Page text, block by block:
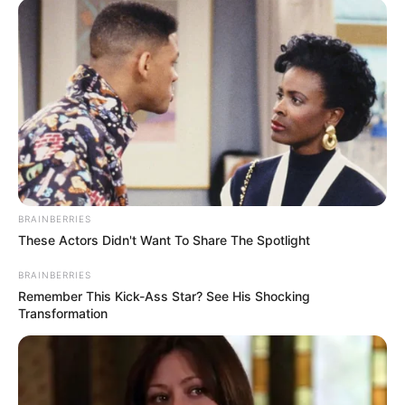
το πρωί στα ορεινά της
Πιο συγκεκριμένα ξεκίνησε το χιόνι λίγο πριν
την θέση Καταφύγιο στον δρόμο Στενής –
Στρόπωνες.
Χιόνια στην Εύβοια: Στα λευκά η Δίρφη και πιο
συγκεκριμένα η θέση καταφύγιο
BRAINBERRIES
These Actors Didn't Want To Share The Spotlight
BRAINBERRIES
Remember This Kick-Ass Star? See His Shocking
Transformation